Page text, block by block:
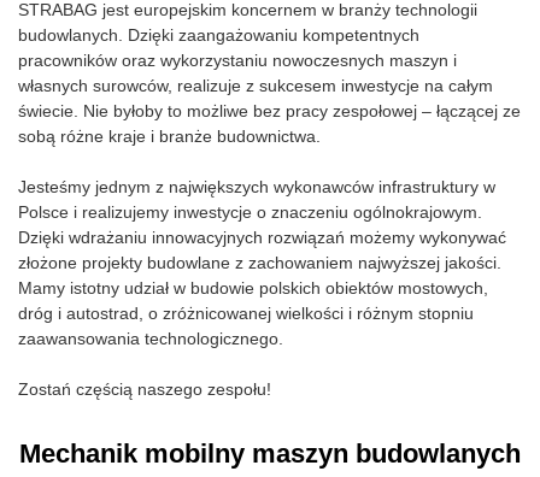
STRABAG jest europejskim koncernem w branży technologii
budowlanych. Dzięki zaangażowaniu kompetentnych
pracowników oraz wykorzystaniu nowoczesnych maszyn i
własnych surowców, realizuje z sukcesem inwestycje na całym
świecie. Nie byłoby to możliwe bez pracy zespołowej – łączącej ze
sobą różne kraje i branże budownictwa.
Jesteśmy jednym z największych wykonawców infrastruktury w
Polsce i realizujemy inwestycje o znaczeniu ogólnokrajowym.
Dzięki wdrażaniu innowacyjnych rozwiązań możemy wykonywać
złożone projekty budowlane z zachowaniem najwyższej jakości.
Mamy istotny udział w budowie polskich obiektów mostowych,
dróg i autostrad, o zróżnicowanej wielkości i różnym stopniu
zaawansowania technologicznego.
Zostań częścią naszego zespołu!
Mechanik mobilny maszyn budowlanych